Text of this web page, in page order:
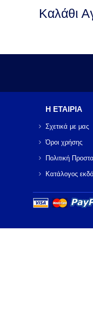
Καλάθι
Η ΕΤΑΙΡΙΑ
Σχετικά με μας
Όροι χρήσης
Πολιτική
Κατάλογος